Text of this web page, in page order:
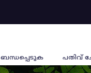
ബന്ധപ്പെടുക പതിവ്